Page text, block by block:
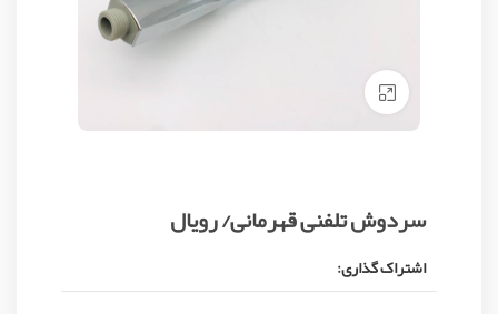
سردوش تلفنی قهرمانی/ رویال
اشتراک گذاری: